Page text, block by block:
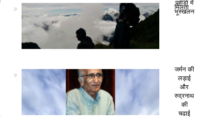
मिलता
पहाड़ो में
भूस्खलन
जर्मन की
लड़ाई
और
रुद्रनाथ
की
चढाई